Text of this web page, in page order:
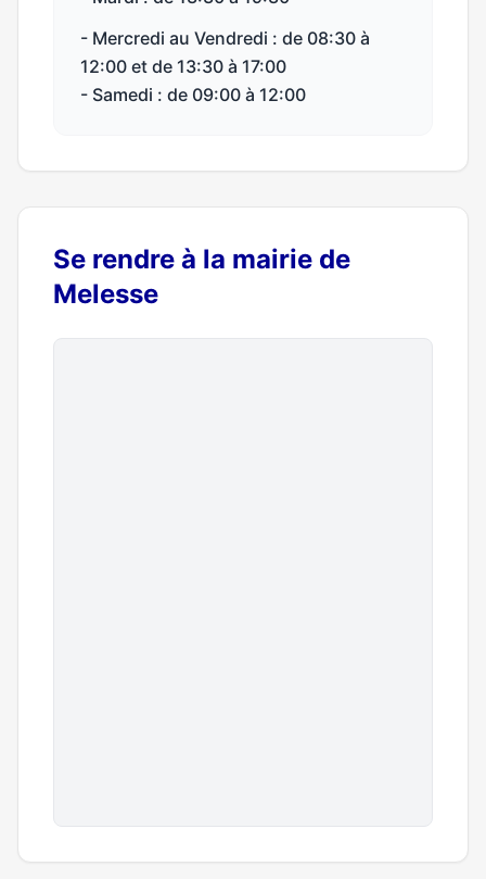
- Mercredi au Vendredi : de 08:30 à
12:00 et de 13:30 à 17:00
- Samedi : de 09:00 à 12:00
Se rendre à la mairie de
Melesse